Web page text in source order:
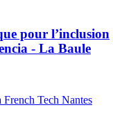
pour l’inclusion
- La Baule